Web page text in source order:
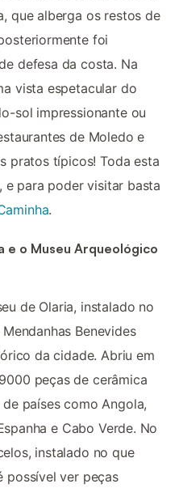
que alberga os restos de
foi
defesa da costa. Na
vista espetacular do
sol impressionante ou
de Moledo e
pratos típicos! Toda esta
e para poder visitar basta
.
e o Museu Arqueológico
de Olaria, instalado no
Benevides
da cidade. Abriu em
peças de cerâmica
países como Angola,
e Cabo Verde. No
instalado no que
possível ver peças